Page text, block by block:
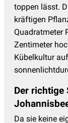
toppen lässt.
kräftigen
Quadratmeter
Zentimeter
Kübelkultur
Der richtige
Da sie keine